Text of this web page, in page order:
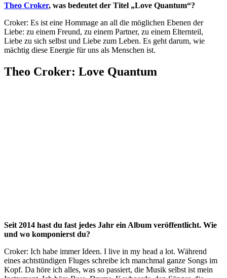
Theo Croker, was bedeutet der Titel „Love Quantum“?
Croker: Es ist eine Hommage an all die möglichen Ebenen der
Liebe: zu einem Freund, zu einem Partner, zu einem Elternteil,
Liebe zu sich selbst und Liebe zum Leben. Es geht darum, wie
mächtig diese Energie für uns als Menschen ist.
Theo Croker: Love Quantum
Seit 2014 hast du fast jedes Jahr ein Album veröffentlicht. Wie
und wo komponierst du?
Croker: Ich habe immer Ideen. I live in my head a lot. Während
eines achtstündigen Fluges schreibe ich manchmal ganze Songs im
Kopf. Da höre ich alles, was so passiert, die Musik selbst ist mein